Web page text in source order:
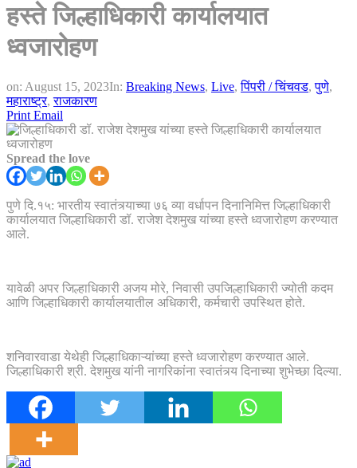
हस्ते जिल्हाधिकारी कार्यालयात
ध्वजारोहण
on: August 15, 2023In: Breaking News, Live,पिंपरी / चिंचवड,पुणे,
महाराष्ट्र,राजकारण
Print Email
Spread the love
पुणे दि.१५: भारतीय स्वातंत्र्याच्या ७६ व्या वर्धापन दिनानिमित्त जिल्हाधिकारी
कार्यालयात जिल्हाधिकारी डॉ. राजेश देशमुख यांच्या हस्ते ध्वजारोहण करण्यात
आले.
यावेळी अपर जिल्हाधिकारी अजय मोरे, निवासी उपजिल्हाधिकारी ज्योती कदम
आणि जिल्हाधिकारी कार्यालयातील अधिकारी, कर्मचारी उपस्थित होते.
शनिवारवाडा येथेही जिल्हाधिकाऱ्यांच्या हस्ते ध्वजारोहण करण्यात आले.
जिल्हाधिकारी श्री. देशमुख यांनी नागरिकांना स्वातंत्र्य दिनाच्या शुभेच्छा दिल्या.